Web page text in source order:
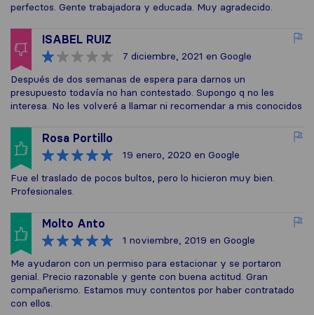
perfectos. Gente trabajadora y educada. Muy agradecido.
ISABEL RUIZ
7 diciembre, 2021 en Google
Después de dos semanas de espera para darnos un
presupuesto todavía no han contestado. Supongo q no les
interesa. No les volveré a llamar ni recomendar a mis conocidos
Rosa Portillo
19 enero, 2020 en Google
Fue el traslado de pocos bultos, pero lo hicieron muy bien.
Profesionales.
Molto Anto
1 noviembre, 2019 en Google
Me ayudaron con un permiso para estacionar y se portaron
genial. Precio razonable y gente con buena actitud. Gran
compañerismo. Estamos muy contentos por haber contratado
con ellos.